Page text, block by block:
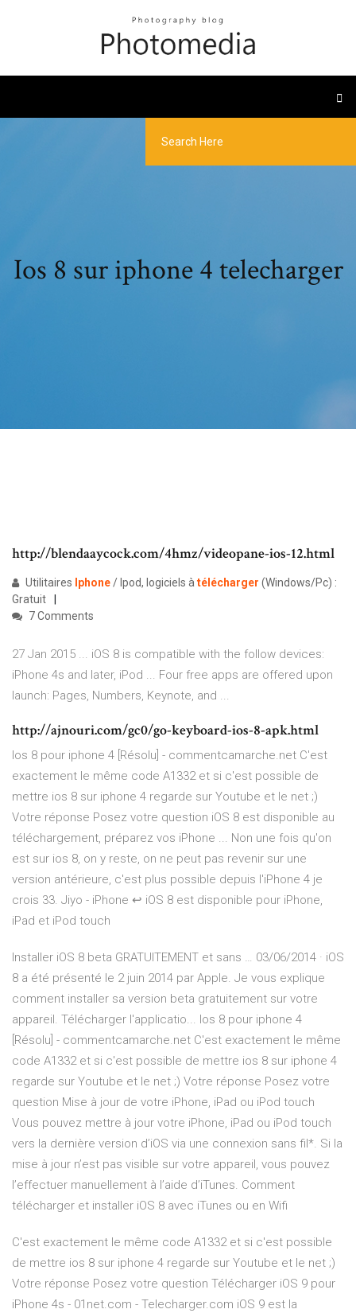
Ios 8 sur iphone 4 telecharger
http://blendaaycock.com/4hmz/videopane-ios-12.html
Utilitaires Iphone/ Ipod, logiciels àtélécharger (Windows/Pc) :
Gratuit
7 Comments
27 Jan 2015 ... iOS 8 is compatible with the follow devices:
iPhone 4s and later, iPod ... Four free apps are offered upon
launch: Pages, Numbers, Keynote, and ...
http://ajnouri.com/gc0/go-keyboard-ios-8-apk.html
Ios 8 pour iphone 4 [Résolu] - commentcamarche.net C'est
exactement le même code A1332 et si c'est possible de
mettre ios 8 sur iphone 4 regarde sur Youtube et le net ;)
Votre réponse Posez votre question iOS 8 est disponible au
téléchargement, préparez vos iPhone ... Non une fois qu'on
est sur ios 8, on y reste, on ne peut pas revenir sur une
version antérieure, c'est plus possible depuis l'iPhone 4 je
crois 33. Jiyo - iPhone ↩ iOS 8 est disponible pour iPhone,
iPad et iPod touch
Installer iOS 8 beta GRATUITEMENT et sans … 03/06/2014 · iOS
8 a été présenté le 2 juin 2014 par Apple. Je vous explique
comment installer sa version beta gratuitement sur votre
appareil. Télécharger l'applicatio... Ios 8 pour iphone 4
[Résolu] - commentcamarche.net C'est exactement le même
code A1332 et si c'est possible de mettre ios 8 sur iphone 4
regarde sur Youtube et le net ;) Votre réponse Posez votre
question Mise à jour de votre iPhone, iPad ou iPod touch
Vous pouvez mettre à jour votre iPhone, iPad ou iPod touch
vers la dernière version d’iOS via une connexion sans fil*. Si la
mise à jour n’est pas visible sur votre appareil, vous pouvez
l’effectuer manuellement à l’aide d’iTunes. Comment
télécharger et installer iOS 8 avec iTunes ou en Wifi
C'est exactement le même code A1332 et si c'est possible
de mettre ios 8 sur iphone 4 regarde sur Youtube et le net ;)
Votre réponse Posez votre question Télécharger iOS 9 pour
iPhone 4s - 01net.com - Telecharger.com iOS 9 est la